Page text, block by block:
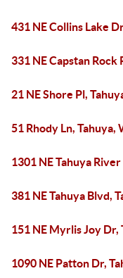
431 NE Collins Lake
331 NE Capstan Rock
21 NE Shore Pl,
51 Rhody Ln, Tahuya,
1301 NE Tahuya
381 NE Tahuya Blvd,
151 NE Myrlis Joy Dr,
1090 NE Patton Dr,